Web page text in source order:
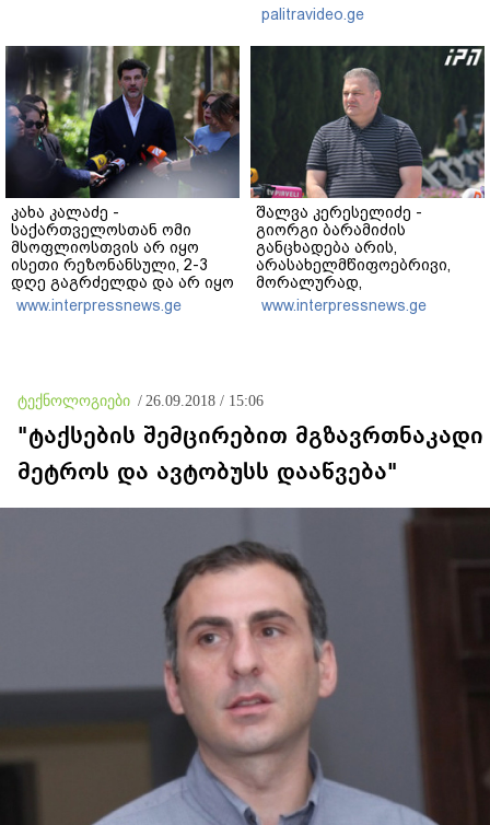
რეაქცია" - ირაკლი
კობახიძე
palitravideo.ge
კახა კალაძე -
საქართველოსთან ომი
მსოფლიოსთვის არ იყო
ისეთი რეზონანსული, 2-3
დღე გაგრძელდა და არ იყო
საკმარისი, რომ რუსეთისა
და რუსი ხალხის
www.interpressnews.ge
შალვა კერესელიძე -
გიორგი ბარამიძის
განცხადება არის,
არასახელმწიფოებრივი,
მორალურად,
პოლიტიკურად და
ადამიანურად არასწორი იმ
www.interpressnews.ge
ტექნოლოგიები / 26.09.2018 / 15:06
"ტაქსების შემცირებით მგზავრთნაკადი
მეტროს და ავტობუსს დააწვება"